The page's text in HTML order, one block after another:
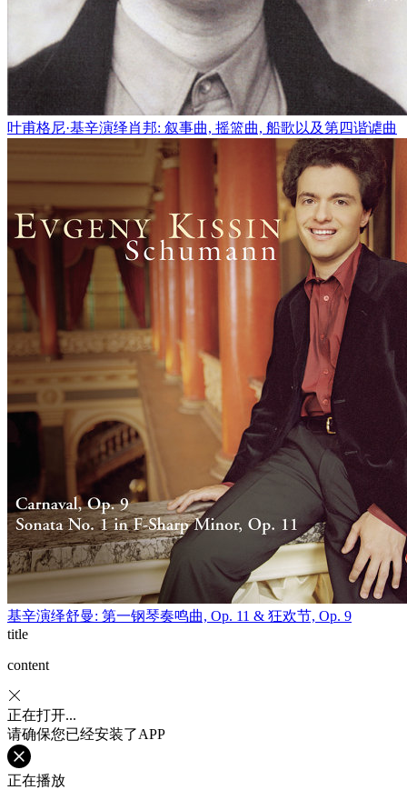
叶甫格尼·基辛演绎肖邦: 叙事曲, 摇篮曲, 船歌以及第四谐谑曲
基辛演绎舒曼: 第一钢琴奏鸣曲, Op. 11 & 狂欢节, Op. 9
title
content
正在打开...
请确保您已经安装了APP
正在播放